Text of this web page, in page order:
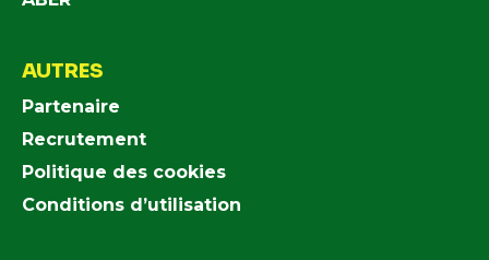
AUTRES
Partenaire
Recrutement
Politique des cookies
Conditions d’utilisation